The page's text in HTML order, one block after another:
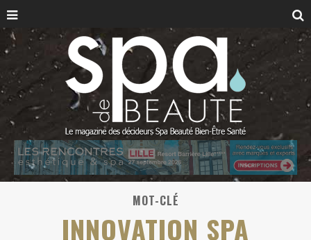
MOT-CLÉ
INNOVATION SPA